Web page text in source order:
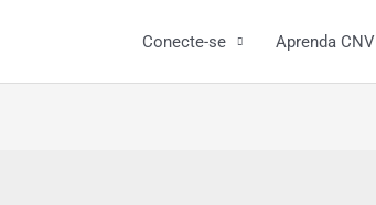
Conecte-se Aprenda CNV